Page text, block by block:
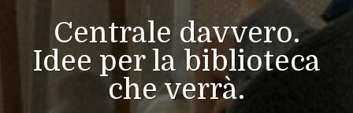
Centrale davvero.
Idee per la biblioteca
che verrà.